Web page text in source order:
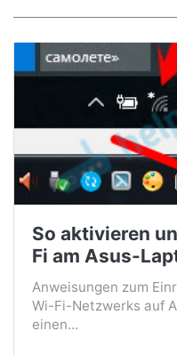
So aktivieren
Fi am Asus-
Anweisungen zum
Wi-Fi-Netzwerks auf
einen...